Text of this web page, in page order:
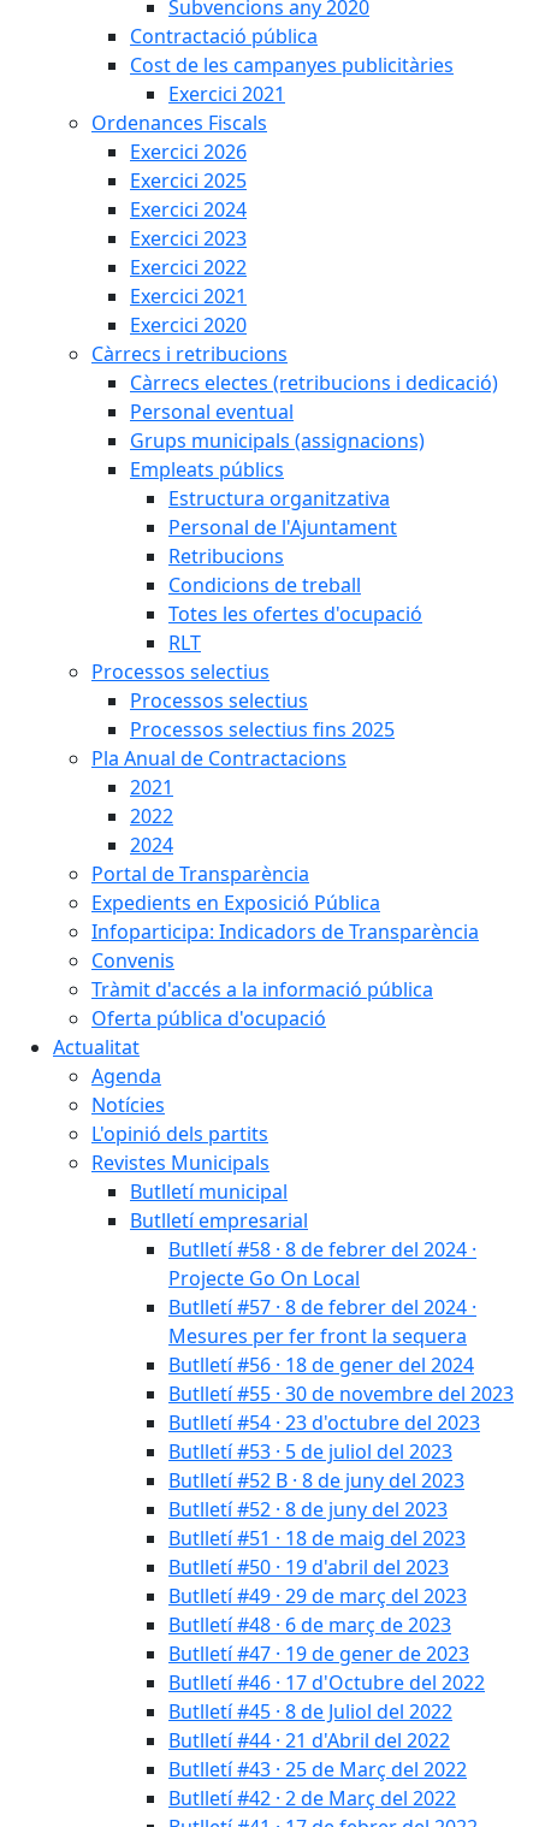
Subvencions any 2020
Contractació pública
Cost de les campanyes publicitàries
Exercici 2021
Ordenances Fiscals
Exercici 2026
Exercici 2025
Exercici 2024
Exercici 2023
Exercici 2022
Exercici 2021
Exercici 2020
Càrrecs i retribucions
Càrrecs electes (retribucions i dedicació)
Personal eventual
Grups municipals (assignacions)
Empleats públics
Estructura organitzativa
Personal de l'Ajuntament
Retribucions
Condicions de treball
Totes les ofertes d'ocupació
RLT
Processos selectius
Processos selectius
Processos selectius fins 2025
Pla Anual de Contractacions
2021
2022
2024
Portal de Transparència
Expedients en Exposició Pública
Infoparticipa: Indicadors de Transparència
Convenis
Tràmit d'accés a la informació pública
Oferta pública d'ocupació
Actualitat
Agenda
Notícies
L'opinió dels partits
Revistes Municipals
Butlletí municipal
Butlletí empresarial
Butlletí #58 · 8 de febrer del 2024 ·
Projecte Go On Local
Butlletí #57 · 8 de febrer del 2024 ·
Mesures per fer front la sequera
Butlletí #56 · 18 de gener del 2024
Butlletí #55 · 30 de novembre del 2023
Butlletí #54 · 23 d'octubre del 2023
Butlletí #53 · 5 de juliol del 2023
Butlletí #52 B · 8 de juny del 2023
Butlletí #52 · 8 de juny del 2023
Butlletí #51 · 18 de maig del 2023
Butlletí #50 · 19 d'abril del 2023
Butlletí #49 · 29 de març del 2023
Butlletí #48 · 6 de març de 2023
Butlletí #47 · 19 de gener de 2023
Butlletí #46 · 17 d'Octubre del 2022
Butlletí #45 · 8 de Juliol del 2022
Butlletí #44 · 21 d'Abril del 2022
Butlletí #43 · 25 de Març del 2022
Butlletí #42 · 2 de Març del 2022